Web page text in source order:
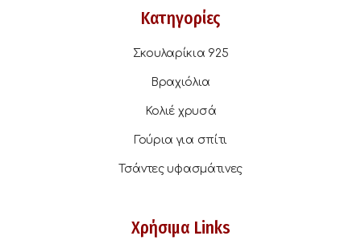
Κατηγορίες
Σκουλαρίκια 925
Βραχιόλια
Κολιέ χρυσά
Γούρια για σπίτι
Τσάντες υφασμάτινες
Χρήσιμα Links